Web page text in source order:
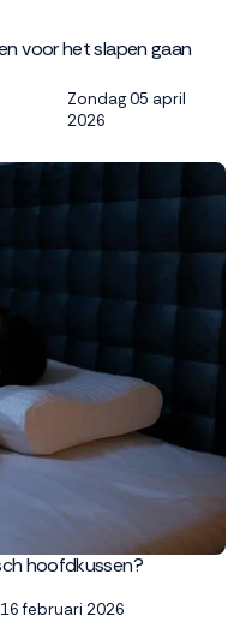
voor het slapen gaan
Zondag 05 april
2026
hoofdkussen?
februari 2026